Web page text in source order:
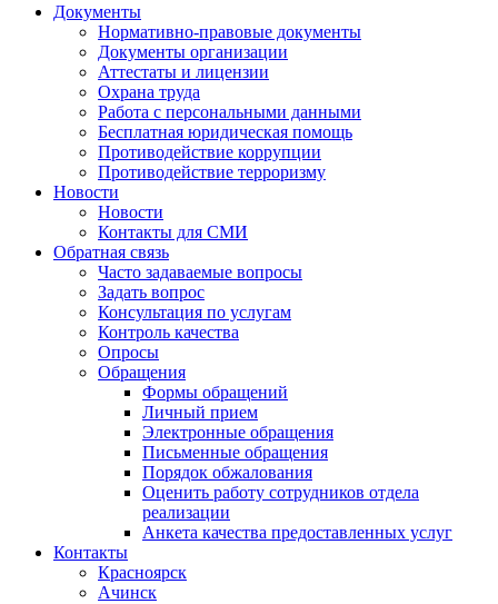
Документы
Нормативно-правовые документы
Документы организации
Аттестаты и лицензии
Охрана труда
Работа с персональными данными
Бесплатная юридическая помощь
Противодействие коррупции
Противодействие терроризму
Новости
Новости
Контакты для СМИ
Обратная связь
Часто задаваемые вопросы
Задать вопрос
Консультация по услугам
Контроль качества
Опросы
Обращения
Формы обращений
Личный прием
Электронные обращения
Письменные обращения
Порядок обжалования
Оценить работу сотрудников отдела
реализации
Анкета качества предоставленных услуг
Контакты
Красноярск
Ачинск